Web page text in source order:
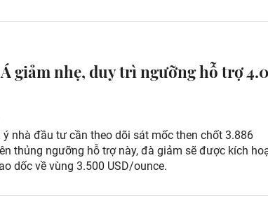
giảm nhẹ, duy trì ngưỡng hỗ trợ
ý nhà đầu tư cần theo dõi sát mốc then chốt 3.886
thủng ngưỡng hỗ trợ này, đà giảm sẽ được kích
dốc về vùng 3.500 USD/ounce.